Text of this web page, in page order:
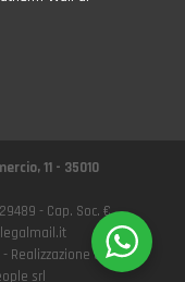
11 - 35010
- Cap. Soc. €
Realizzazione e
srl